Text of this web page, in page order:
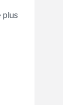
plus